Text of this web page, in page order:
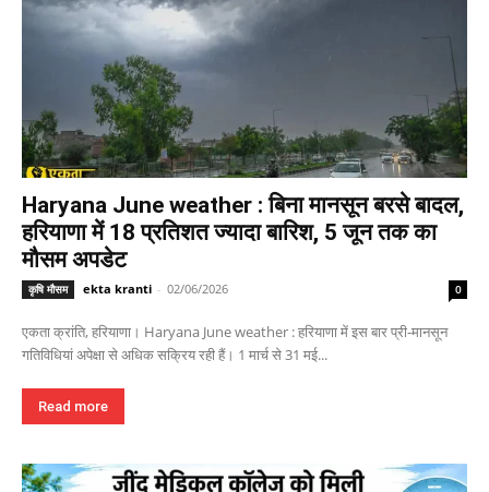
Haryana June weather : बिना मानसून बरसे बादल,
हरियाणा में 18 प्रतिशत ज्यादा बारिश, 5 जून तक का
मौसम अपडेट
कृषि मौसम ekta kranti - 02/06/2026 0
एकता क्रांति, हरियाणा। Haryana June weather : हरियाणा में इस बार प्री-मानसून
गतिविधियां अपेक्षा से अधिक सक्रिय रही हैं। 1 मार्च से 31 मई...
Read more